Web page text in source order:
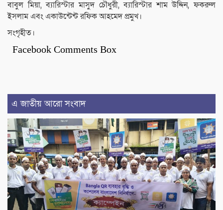
বাবুল মিয়া, ব্যারিস্টার মাসুদ চৌধুরী, ব্যারিস্টার শাম উদ্দিন, ফকরুল
ইসলাম এবং একাউন্টেন্ট রফিক আহমেদ প্রমুখ।
সংগৃহীত।
Facebook Comments Box
এ জাতীয় আরো সংবাদ